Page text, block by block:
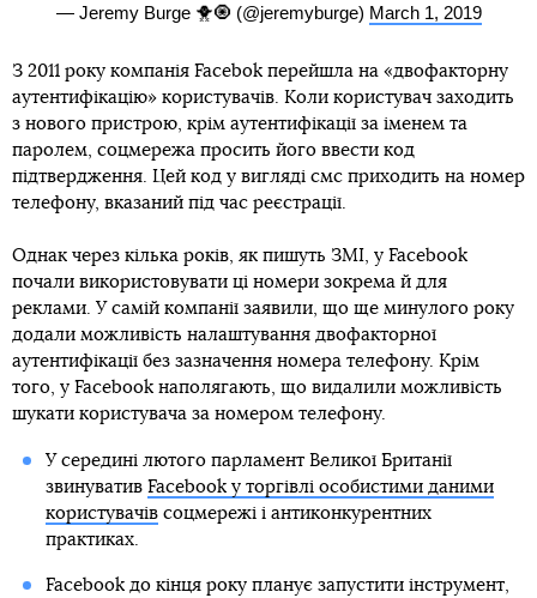
— Jeremy Burge 🐥🧿 (@jeremyburge) March 1, 2019
З 2011 року компанія Facebok перейшла на «двофакторну
аутентифікацію» користувачів. Коли користувач заходить
з нового пристрою, крім аутентифікації за іменем та
паролем, соцмережа просить його ввести код
підтвердження. Цей код у вигляді смс приходить на номер
телефону, вказаний під час реєстрації.
Однак через кілька років, як пишуть ЗМІ, у Facebook
почали використовувати ці номери зокрема й для
реклами. У самій компанії заявили, що ще минулого року
додали можливість налаштування двофакторної
аутентифікації без зазначення номера телефону. Крім
того, у Facebook наполягають, що видалили можливість
шукати користувача за номером телефону.
У середині лютого парламент Великої Британії
звинуватив Facebook у торгівлі особистими даними
користувачівсоцмережі і антиконкурентних
практиках.
Facebook до кінця року планує запустити інструмент,